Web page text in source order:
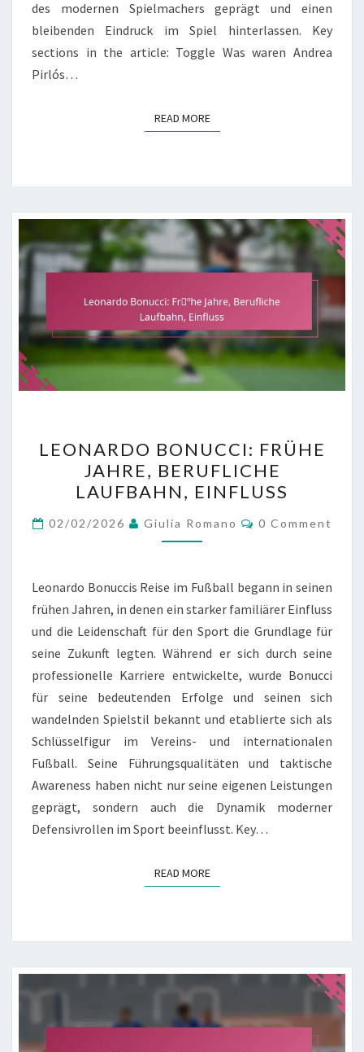
des modernen Spielmachers geprägt und einen
bleibenden Eindruck im Spiel hinterlassen. Key
sections in the article: Toggle Was waren Andrea
Pirlós…
READ MOREREAD MORE
BONUCCI:
FRÜHE
JAHRE,
BERUFLICHE
LAUFBAHN,
LEONARDO BONUCCI: FRÜHE
JAHRE, BERUFLICHE
LAUFBAHN, EINFLUSS
02/02/2026 Giulia Romano Comments
0 Comment
Leonardo Bonuccis Reise im Fußball begann in seinen
frühen Jahren, in denen ein starker familiärer Einfluss
und die Leidenschaft für den Sport die Grundlage für
seine Zukunft legten. Während er sich durch seine
professionelle Karriere entwickelte, wurde Bonucci
für seine bedeutenden Erfolge und seinen sich
wandelnden Spielstil bekannt und etablierte sich als
Schlüsselfigur im Vereins- und internationalen
Fußball. Seine Führungsqualitäten und taktische
Awareness haben nicht nur seine eigenen Leistungen
geprägt, sondern auch die Dynamik moderner
Defensivrollen im Sport beeinflusst. Key…
READ MOREREAD MORE